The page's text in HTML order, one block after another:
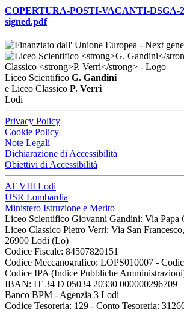
COPERTURA-POSTI-VACANTI-DSGA-
signed.pdf
Liceo Scientifico G. Gandini
e Liceo Classico P. Verri
Lodi
Privacy Policy
Cookie Policy
Note Legali
Dichiarazione di Accessibilità
Obiettivi di Accessibilità
AT VIII Lodi
USR Lombardia
Ministero Istruzione e Merito
Liceo Scientifico Giovanni Gandini: Via
Liceo Classico Pietro Verri: Via San
26900 Lodi (Lo)
Codice Fiscale: 84507820151
Codice Meccanografico: LOPS010007 -
Codice IPA (Indice Pubbliche
IBAN: IT 34 D 05034 20330 000000296709
Banco BPM - Agenzia 3 Lodi
Codice Tesoreria: 129 - Conto Tesoreria: